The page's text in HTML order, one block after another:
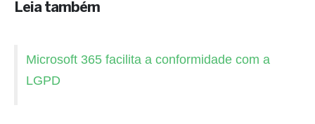
Leia também
Microsoft 365 facilita a conformidade com a
LGPD